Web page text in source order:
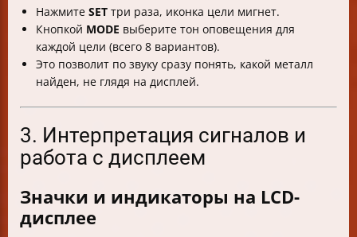
Нажмите SET три раза, иконка цели мигнет.
Кнопкой MODE выберите тон оповещения для
каждой цели (всего 8 вариантов).
Это позволит по звуку сразу понять, какой металл
найден, не глядя на дисплей.
3. Интерпретация сигналов и
работа с дисплеем
Значки и индикаторы на LCD-
дисплее